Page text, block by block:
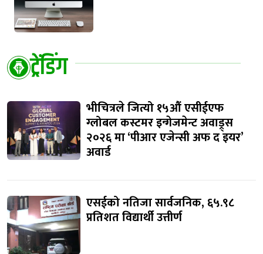
ट्रेंडिंग
भीचित्रले जित्यो १५औं एसीईएफ
ग्लोबल कस्टमर इन्गेजमेन्ट अवाड्र्स
२०२६ मा ‘पीआर एजेन्सी अफ द इयर’
अवार्ड
एसईको नतिजा सार्वजनिक, ६५.९८
प्रतिशत विद्यार्थी उत्तीर्ण